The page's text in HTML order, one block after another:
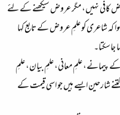
نہیں، مگر عروض سیکھنے کے لئے
کہ شاعری کو علمِ عروض کے تابع کہا
علمِ معانی، علمِ بیان، علمِ
شارحین ایسے ہیں جو اسی قیمت کے